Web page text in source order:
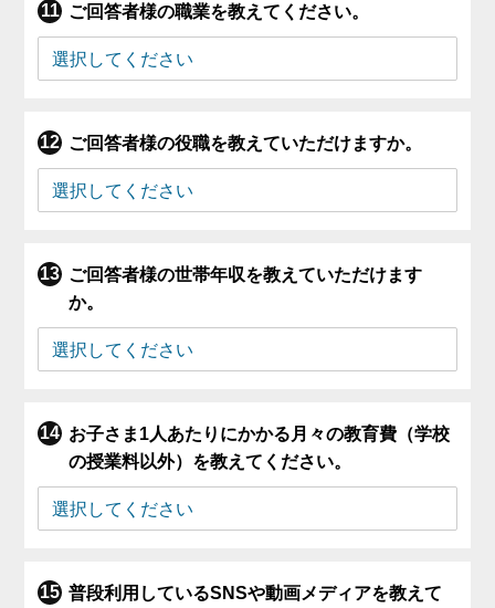
ご回答者様の職業を教えてください。
ご回答者様の役職を教えていただけますか。
ご回答者様の世帯年収を教えていただけます
か。
お子さま1人あたりにかかる月々の教育費（学校
の授業料以外）を教えてください。
普段利用しているSNSや動画メディアを教えて